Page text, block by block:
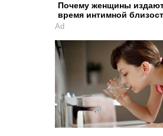
Почему женщины
время интимной
Ad